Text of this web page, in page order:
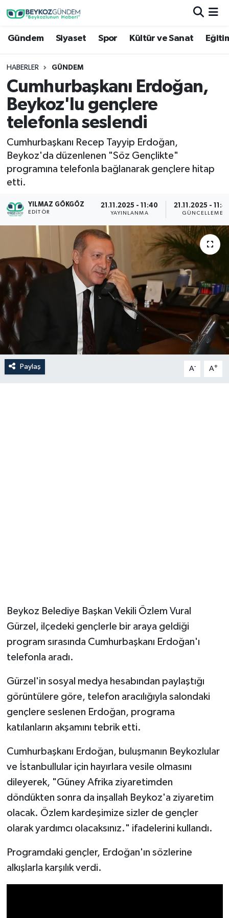
Gündem Siyaset Spor Kültür ve Sanat
HABERLER GÜNDEM
Cumhurbaşkanı Erdoğan,
Beykoz'lu gençlere
telefonla seslendi
Cumhurbaşkanı Recep Tayyip Erdoğan,
Beykoz'da düzenlenen "Söz Gençlikte"
programına telefonla bağlanarak gençlere hitap
etti.
YILMAZ GÖKGÖZ
EDITÖR
21.11.2025 - 11:40
YAYINLANMA
21.11.2025 -
GÜNCELLEME
Paylaş A- A+
Beykoz Belediye Başkan Vekili Özlem Vural
Gürzel, ilçedeki gençlerle bir araya geldiği
program sırasında Cumhurbaşkanı Erdoğan'ı
telefonla aradı.
Gürzel'in sosyal medya hesabından paylaştığı
görüntülere göre, telefon aracılığıyla salondaki
gençlere seslenen Erdoğan, programa
katılanların akşamını tebrik etti.
Cumhurbaşkanı Erdoğan, buluşmanın Beykozlular
ve İstanbullular için hayırlara vesile olmasını
dileyerek, "Güney Afrika ziyaretimden
döndükten sonra da inşallah Beykoz'a ziyaretim
olacak. Özlem kardeşimize sizler de gençler
olarak yardımcı olacaksınız." ifadelerini kullandı.
Programdaki gençler, Erdoğan'ın sözlerine
alkışlarla karşılık verdi.
Hava Durumu
Trafik Durumu
Süper Lig Puan Durumu ve Fikstür
Tüm Manşetler
Son Dakika Haberleri
Haber Arşivi